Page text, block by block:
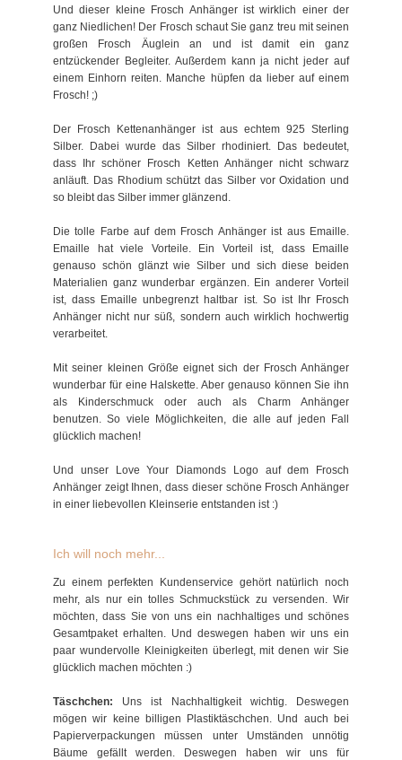
Und dieser kleine Frosch Anhänger ist wirklich einer der
ganz Niedlichen! Der Frosch schaut Sie ganz treu mit seinen
großen Frosch Äuglein an und ist damit ein ganz
entzückender Begleiter. Außerdem kann ja nicht jeder auf
einem Einhorn reiten. Manche hüpfen da lieber auf einem
Frosch! ;)
Der Frosch Kettenanhänger ist aus echtem 925 Sterling
Silber. Dabei wurde das Silber rhodiniert. Das bedeutet,
dass Ihr schöner Frosch Ketten Anhänger nicht schwarz
anläuft. Das Rhodium schützt das Silber vor Oxidation und
so bleibt das Silber immer glänzend.
Die tolle Farbe auf dem Frosch Anhänger ist aus Emaille.
Emaille hat viele Vorteile. Ein Vorteil ist, dass Emaille
genauso schön glänzt wie Silber und sich diese beiden
Materialien ganz wunderbar ergänzen. Ein anderer Vorteil
ist, dass Emaille unbegrenzt haltbar ist. So ist Ihr Frosch
Anhänger nicht nur süß, sondern auch wirklich hochwertig
verarbeitet.
Mit seiner kleinen Größe eignet sich der Frosch Anhänger
wunderbar für eine Halskette. Aber genauso können Sie ihn
als Kinderschmuck oder auch als Charm Anhänger
benutzen. So viele Möglichkeiten, die alle auf jeden Fall
glücklich machen!
Und unser Love Your Diamonds Logo auf dem Frosch
Anhänger zeigt Ihnen, dass dieser schöne Frosch Anhänger
in einer liebevollen Kleinserie entstanden ist :)
Ich will noch mehr...
Zu einem perfekten Kundenservice gehört natürlich noch
mehr, als nur ein tolles Schmuckstück zu versenden. Wir
möchten, dass Sie von uns ein nachhaltiges und schönes
Gesamtpaket erhalten. Und deswegen haben wir uns ein
paar wundervolle Kleinigkeiten überlegt, mit denen wir Sie
glücklich machen möchten :)
Täschchen: Uns ist Nachhaltigkeit wichtig. Deswegen
mögen wir keine billigen Plastiktäschchen. Und auch bei
Papierverpackungen müssen unter Umständen unnötig
Bäume gefällt werden. Deswegen haben wir uns für